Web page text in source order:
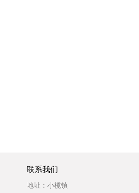
联系我们
地址：小榄镇